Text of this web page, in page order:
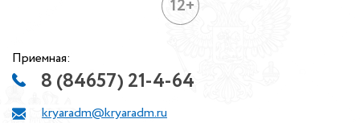
12+
Приемная:
8 (84657) 21-4-64
kryaradm@kryaradm.ru